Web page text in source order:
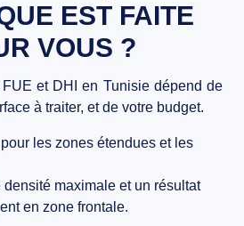
EST FAITE
VOUS ?
FUE et DHI en Tunisiedépend de
à traiter, et de votre budget.
les zones étendues et les
densité maximale et un résultat
en zone frontale.